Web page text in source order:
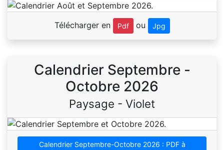
Télécharger en Pdf ou Jpg
Calendrier Septembre -
Octobre 2026
Paysage - Violet
Calendrier Septembre-Octobre 2026 : PDF à